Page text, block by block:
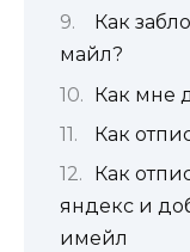
Как
майл?
Как мне
Как
Как
яндекс и
имейл